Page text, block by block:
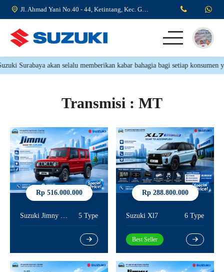
Jl. Ahmad Yani No.40 - 44, Ketintang, Kec. Gayungan, Surabaya, Jawa Timur 60231
Beranda
Surabaya akan selalu memberikan kabar bahagia bagi setiap konsumen
Transmisi : MT
Rp 516.000.000
5 Type
Rp 288.800.000
Suzuki Xl7 6 Type
Best Seller